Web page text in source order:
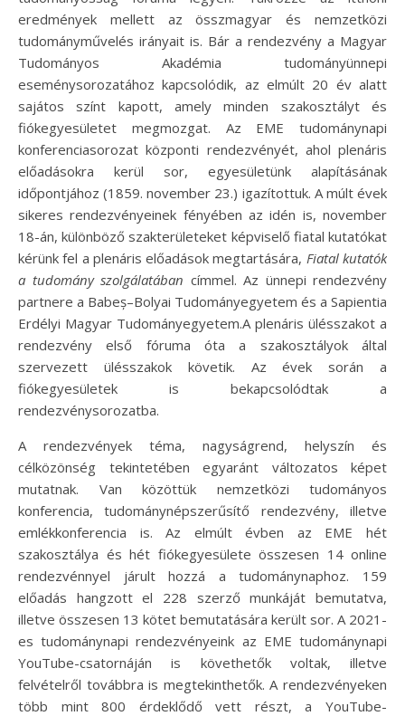
eredmények mellett az összmagyar és nemzetközi
tudományművelés irányait is. Bár a rendezvény a Magyar
Tudományos Akadémia tudományünnepi
eseménysorozatához kapcsolódik, az elmúlt 20 év alatt
sajátos színt kapott, amely minden szakosztályt és
fiókegyesületet megmozgat. Az EME tudománynapi
konferenciasorozat központi rendezvényét, ahol plenáris
előadásokra kerül sor, egyesületünk alapításának
időpontjához (1859. november 23.) igazítottuk. A múlt évek
sikeres rendezvényeinek fényében az idén is, november
18-án, különböző szakterületeket képviselő fiatal kutatókat
kérünk fel a plenáris előadások megtartására, Fiatal kutatók
a tudomány szolgálatában címmel. Az ünnepi rendezvény
partnere a Babeș–Bolyai Tudományegyetem és a Sapientia
Erdélyi Magyar Tudományegyetem.A plenáris ülésszakot a
rendezvény első fóruma óta a szakosztályok által
szervezett ülésszakok követik. Az évek során a
fiókegyesületek is bekapcsolódtak a
rendezvénysorozatba.
A rendezvények téma, nagyságrend, helyszín és
célközönség tekintetében egyaránt változatos képet
mutatnak. Van közöttük nemzetközi tudományos
konferencia, tudománynépszerűsítő rendezvény, illetve
emlékkonferencia is. Az elmúlt évben az EME hét
szakosztálya és hét fiókegyesülete összesen 14 online
rendezvénnyel járult hozzá a tudománynaphoz. 159
előadás hangzott el 228 szerző munkáját bemutatva,
illetve összesen 13 kötet bemutatására került sor. A 2021-
es tudománynapi rendezvényeink az EME tudománynapi
YouTube-csatornáján is követhetők voltak, illetve
felvételről továbbra is megtekinthetők. A rendezvényeken
több mint 800 érdeklődő vett részt, a YouTube-